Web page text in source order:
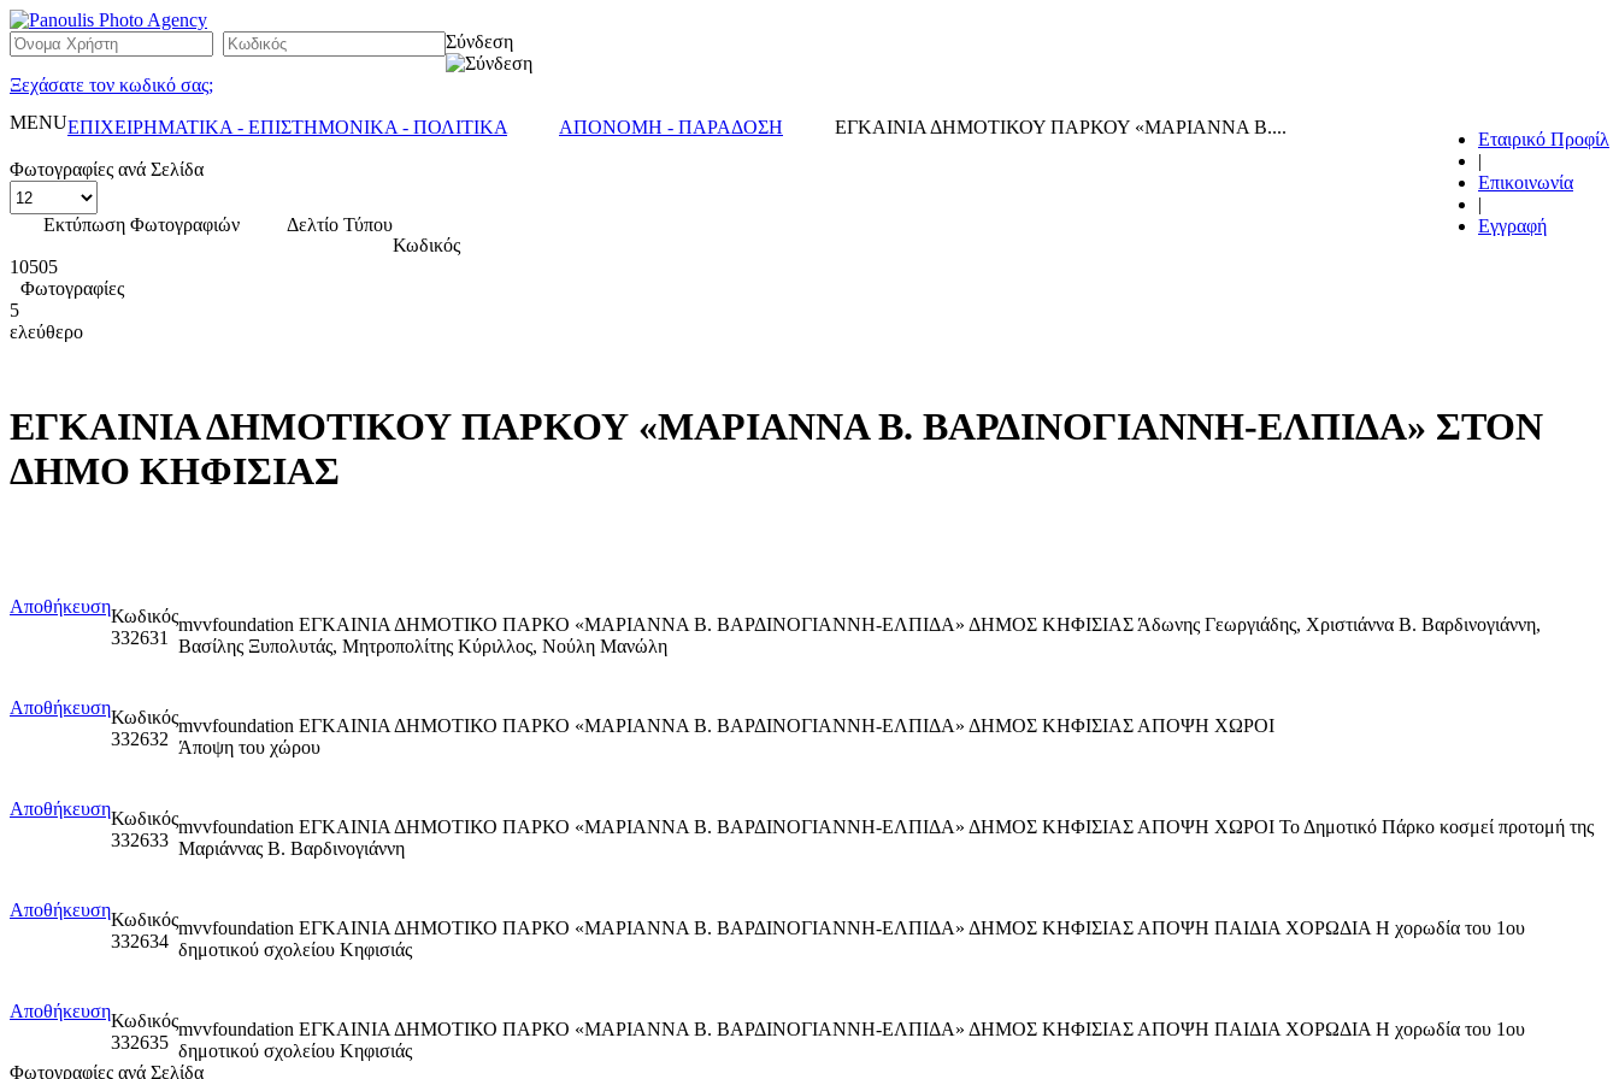
Σύνδεση
Ξεχάσατε τον κωδικό σας;
MENU
Εταιρικό Προφίλ
|
Επικοινωνία
|
Εγγραφή
ΕΠΙΧΕΙΡΗΜΑΤΙΚΑ - ΕΠΙΣΤΗΜΟΝΙΚΑ - ΠΟΛΙΤΙΚΑ ΑΠΟΝΟΜΗ - ΠΑΡΑΔΟΣΗ ΕΓΚΑΙΝΙΑ ΔΗΜΟΤΙΚΟΥ ΠΑΡΚΟΥ «ΜΑΡΙΑΝΝΑ Β....
Φωτογραφίες ανά Σελίδα
Εκτύπωση Φωτογραφιών
Δελτίο Τύπου
Κωδικός
10505
Φωτογραφίες
5
ελεύθερο
ΕΓΚΑΙΝΙΑ ΔΗΜΟΤΙΚΟΥ ΠΑΡΚΟΥ «ΜΑΡΙΑΝΝΑ Β. ΒΑΡΔΙΝΟΓΙΑΝΝΗ-ΕΛΠΙΔΑ» ΣΤΟΝ
ΔΗΜΟ ΚΗΦΙΣΙΑΣ
ΑποθήκευσηΚωδικός
332631
mvvfoundation ΕΓΚΑΙΝΙΑ ΔΗΜΟΤΙΚΟ ΠΑΡΚΟ «ΜΑΡΙΑΝΝΑ Β. ΒΑΡΔΙΝΟΓΙΑΝΝΗ-ΕΛΠΙΔΑ» ΔΗΜΟΣ ΚΗΦΙΣΙΑΣ Άδωνης Γεωργιάδης, Χριστιάννα Β. Βαρδινογιάννη,
Βασίλης Ξυπολυτάς, Μητροπολίτης Κύριλλος, Νούλη Μανώλη
ΑποθήκευσηΚωδικός
332632
mvvfoundation ΕΓΚΑΙΝΙΑ ΔΗΜΟΤΙΚΟ ΠΑΡΚΟ «ΜΑΡΙΑΝΝΑ Β. ΒΑΡΔΙΝΟΓΙΑΝΝΗ-ΕΛΠΙΔΑ» ΔΗΜΟΣ ΚΗΦΙΣΙΑΣ ΑΠΟΨΗ ΧΩΡΟΙ
Άποψη του χώρου
ΑποθήκευσηΚωδικός
332633
mvvfoundation ΕΓΚΑΙΝΙΑ ΔΗΜΟΤΙΚΟ ΠΑΡΚΟ «ΜΑΡΙΑΝΝΑ Β. ΒΑΡΔΙΝΟΓΙΑΝΝΗ-ΕΛΠΙΔΑ» ΔΗΜΟΣ ΚΗΦΙΣΙΑΣ ΑΠΟΨΗ ΧΩΡΟΙ Το Δημοτικό Πάρκο κοσμεί προτομή της
Μαριάννας Β. Βαρδινογιάννη
ΑποθήκευσηΚωδικός
332634
mvvfoundation ΕΓΚΑΙΝΙΑ ΔΗΜΟΤΙΚΟ ΠΑΡΚΟ «ΜΑΡΙΑΝΝΑ Β. ΒΑΡΔΙΝΟΓΙΑΝΝΗ-ΕΛΠΙΔΑ» ΔΗΜΟΣ ΚΗΦΙΣΙΑΣ ΑΠΟΨΗ ΠΑΙΔΙΑ ΧΟΡΩΔΙΑ Η χορωδία του 1ου
δημοτικού σχολείου Κηφισιάς
ΑποθήκευσηΚωδικός
332635
mvvfoundation ΕΓΚΑΙΝΙΑ ΔΗΜΟΤΙΚΟ ΠΑΡΚΟ «ΜΑΡΙΑΝΝΑ Β. ΒΑΡΔΙΝΟΓΙΑΝΝΗ-ΕΛΠΙΔΑ» ΔΗΜΟΣ ΚΗΦΙΣΙΑΣ ΑΠΟΨΗ ΠΑΙΔΙΑ ΧΟΡΩΔΙΑ Η χορωδία του 1ου
δημοτικού σχολείου Κηφισιάς
Φωτογραφίες ανά Σελίδα